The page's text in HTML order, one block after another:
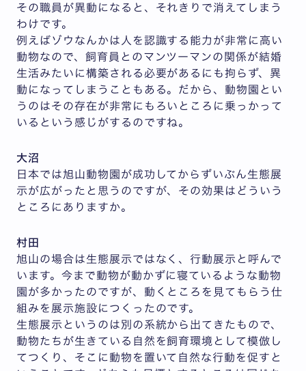
その職員が異動になると、それきりで消えてしまう
わけです。
例えばゾウなんかは人を認識する能力が非常に高い
動物なので、飼育員とのマンツーマンの関係が結婚
生活みたいに構築される必要があるにも拘らず、異
動になってしまうこともある。だから、動物園とい
うのはその存在が非常にもろいところに乗っかって
いるという感じがするのですね。
大沼
日本では旭山動物園が成功してからずいぶん生態展
示が広がったと思うのですが、その効果はどういう
ところにありますか。
村田
旭山の場合は生態展示ではなく、行動展示と呼んで
います。今まで動物が動かずに寝ているような動物
園が多かったのですが、動くところを見てもらう仕
組みを展示施設につくったのです。
生態展示というのは別の系統から出てきたもので、
動物たちが生きている自然を飼育環境として模倣し
てつくり、そこに動物を置いて自然な行動を促すと